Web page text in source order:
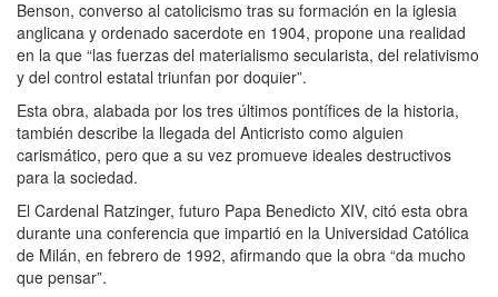
Benson, converso al catolicismo tras su formación en la iglesia
anglicana y ordenado sacerdote en 1904, propone una realidad
en la que “las fuerzas del materialismo secularista, del relativismo
y del control estatal triunfan por doquier”.
Esta obra, alabada por los tres últimos pontífices de la historia,
también describe la llegada del Anticristo como alguien
carismático, pero que a su vez promueve ideales destructivos
para la sociedad.
El Cardenal Ratzinger, futuro Papa Benedicto XIV, citó esta obra
durante una conferencia que impartió en la Universidad Católica
de Milán, en febrero de 1992, afirmando que la obra “da mucho
que pensar”.